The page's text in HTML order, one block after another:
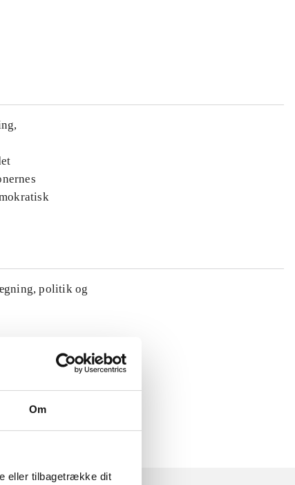
Om
eller tilbagetrække dit
politik og